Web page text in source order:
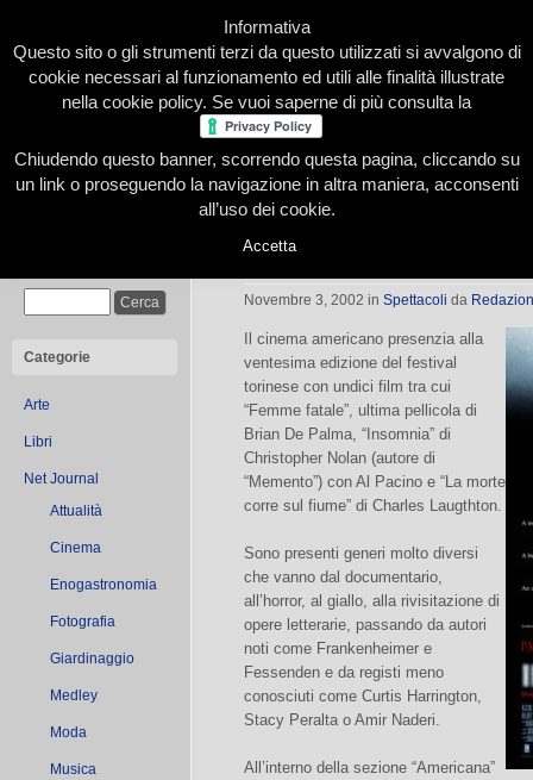
Home Presentazione Redazione Le nostre firme
Categorie
Arte
Libri
Net Journal
Attualità
Cinema
Enogastronomia
Fotografia
Giardinaggio
Medley
Moda
Musica
L’America al Festival
Novembre 3, 2002 in Spettacoli da
Il cinema americano presenzia alla
ventesima edizione del festival
torinese con undici film tra cui
“Femme fatale”, ultima pellicola di
Brian De Palma, “Insomnia” di
Christopher Nolan (autore di
“Memento”) con Al Pacino e “La morte
corre sul fiume” di Charles Laugthton.
Sono presenti generi molto diversi
che vanno dal documentario,
all’horror, al giallo, alla rivisitazione di
opere letterarie, passando da autori
noti come Frankenheimer e
Fessenden e da registi meno
conosciuti come Curtis Harrington,
Stacy Peralta o Amir Naderi.
All’interno della sezione “Americana”
Informativa
Questo sito o gli strumenti terzi da questo utilizzati si avvalgono di
cookie necessari al funzionamento ed utili alle finalità illustrate
nella cookie policy. Se vuoi saperne di più consulta la
Chiudendo questo banner, scorrendo questa pagina, cliccando su
un link o proseguendo la navigazione in altra maniera, acconsenti
all’uso dei cookie.
Accetta